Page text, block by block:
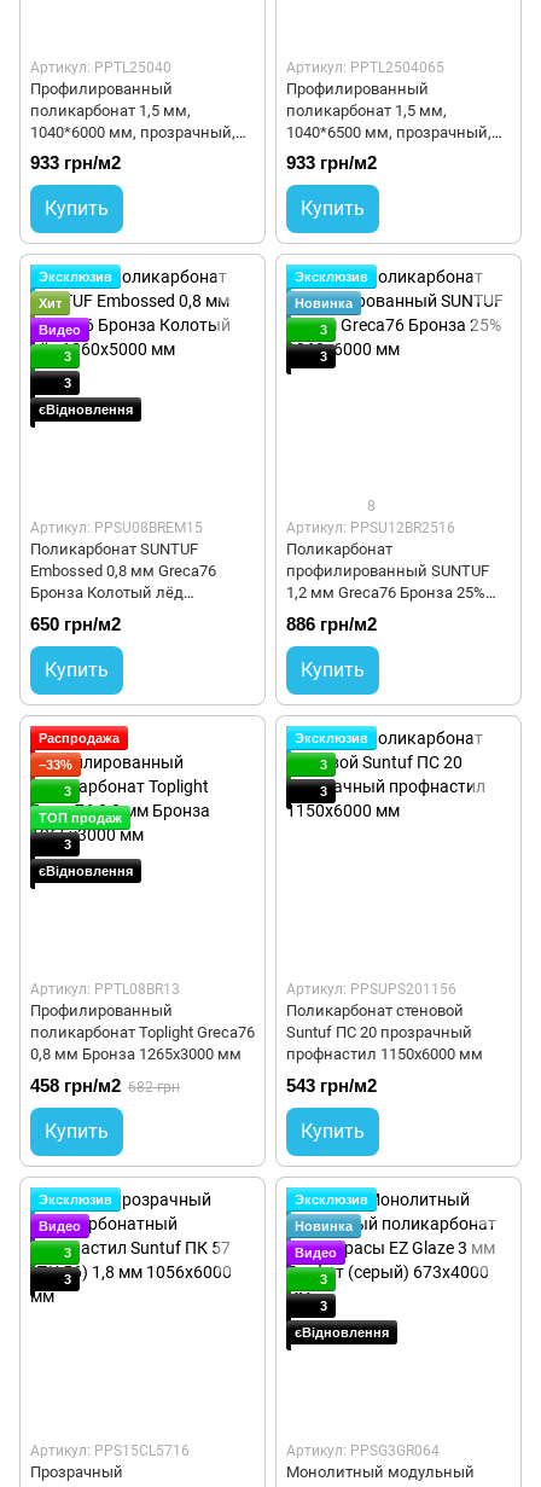
Артикул: PPTL25040
Профилированный
поликарбонат 1,5 мм,
1040*6000 мм, прозрачный,
TOPLIGHT Isopan Isocop
250/40
933 грн/м2
Купить
Артикул: PPTL2504065
Профилированный
поликарбонат 1,5 мм,
1040*6500 мм, прозрачный,
TOPLIGHT Isopan Isocop
250/40
933 грн/м2
Купить
Эксклюзив
Хит
Видео
3
3
єВідновлення
Артикул: PPSU08BREM15
Поликарбонат SUNTUF
Embossed 0,8 мм Greca76
Бронза Колотый лёд
1060x5000 мм
650 грн/м2
Купить
Эксклюзив
Новинка
3
3
8
Артикул: PPSU12BR2516
Поликарбонат
профилированный SUNTUF
1,2 мм Greca76 Бронза 25%
1260x6000 мм
886 грн/м2
Купить
Распродажа
−33%
3
ТОП продаж
3
єВідновлення
Артикул: PPTL08BR13
Профилированный
поликарбонат Toplight Greca76
0,8 мм Бронза 1265x3000 мм
458 грн/м2 682 грн
Купить
Эксклюзив
3
3
Артикул: PPSUPS201156
Поликарбонат стеновой
Suntuf ПС 20 прозрачный
профнастил 1150х6000 мм
543 грн/м2
Купить
Эксклюзив
Видео
3
3
Артикул: PPS15CL5716
Прозрачный
Эксклюзив
Новинка
Видео
3
3
єВідновлення
Артикул: PPSG3GR064
Монолитный модульный